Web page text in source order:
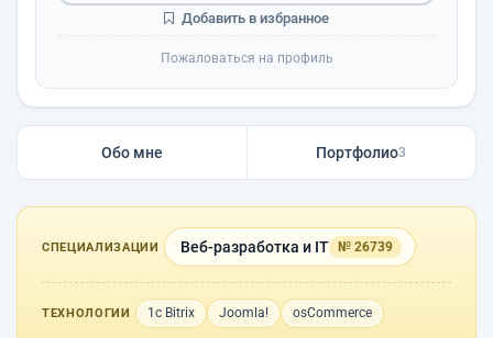
Добавить в избранное
Пожаловаться на профиль
Обо мне Портфолио3
СПЕЦИАЛИЗАЦИИ Веб-разработка и IT № 26739
ТЕХНОЛОГИИ 1с Bitrix Joomla! osCommerce